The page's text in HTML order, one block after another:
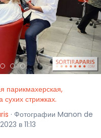
парикмахерская,
стрижках.
· Фотографии Manon de
в 11:13